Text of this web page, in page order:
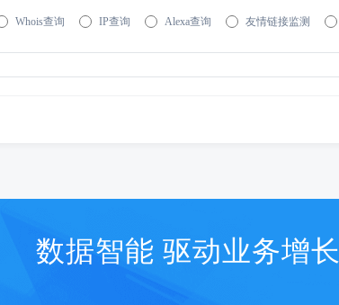
Whois查询 IP查询 Alexa查询 友情链接监测
数据智能 驱动业务增长